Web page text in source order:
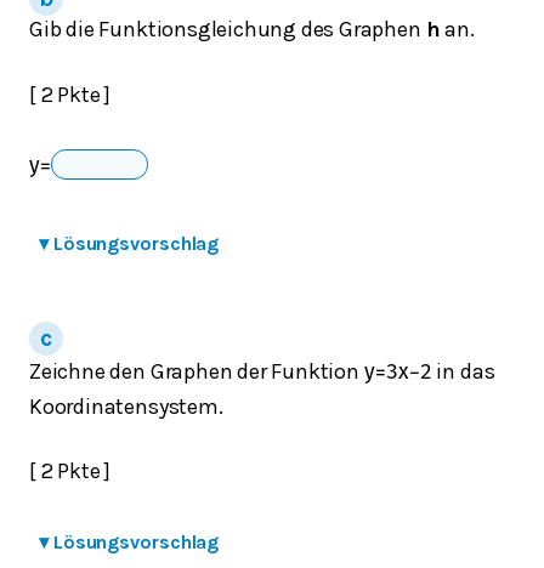
Gib die Funktionsgleichung des Graphen han.
[ 2 Pkte ]
y=
▾ Lösungsvorschlag
Zeichne den Graphen der Funktion y=3x−2 in das
Koordinatensystem.
[ 2 Pkte ]
▾ Lösungsvorschlag